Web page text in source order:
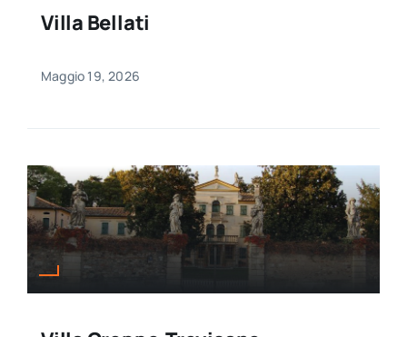
Villa Bellati
Maggio 19, 2026